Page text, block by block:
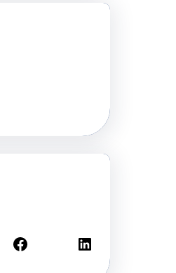
Facebook LinkedIn